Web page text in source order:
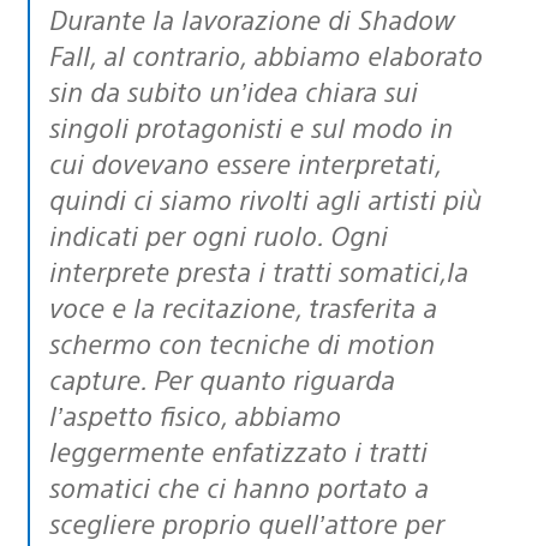
Durante la lavorazione di Shadow
Fall, al contrario, abbiamo elaborato
sin da subito un’idea chiara sui
singoli protagonisti e sul modo in
cui dovevano essere interpretati,
quindi ci siamo rivolti agli artisti più
indicati per ogni ruolo. Ogni
interprete presta i tratti somatici,la
voce e la recitazione, trasferita a
schermo con tecniche di motion
capture. Per quanto riguarda
l’aspetto fisico, abbiamo
leggermente enfatizzato i tratti
somatici che ci hanno portato a
scegliere proprio quell’attore per